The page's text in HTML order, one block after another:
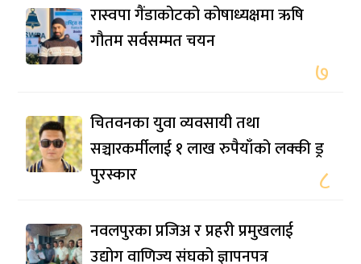
रास्वपा गैंडाकोटको कोषाध्यक्षमा ऋषि
गौतम सर्वसम्मत चयन
७
चितवनका युवा व्यवसायी तथा
सञ्चारकर्मीलाई १ लाख रुपैयाँको लक्की ड्र
पुरस्कार
८
नवलपुरका प्रजिअ र प्रहरी प्रमुखलाई
उद्योग वाणिज्य संघको ज्ञापनपत्र